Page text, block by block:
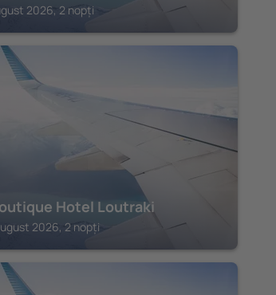
2026, 2 nopți
Hotel Loutraki
2026, 2 nopți